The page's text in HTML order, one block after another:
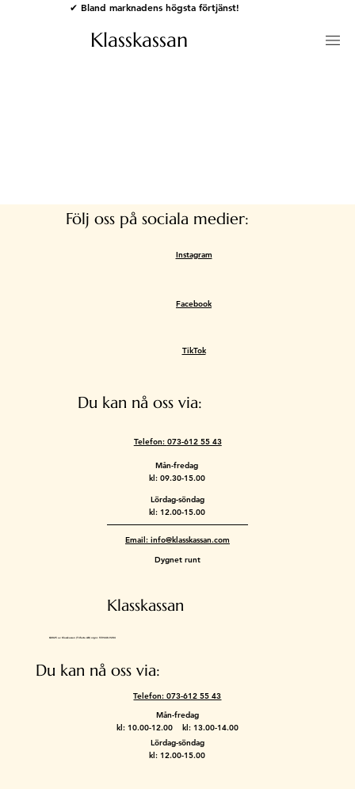
✔ Bland marknadens högsta förtjänst!
Klasskassan
Du kan nå oss via:
Telefon: 073-612 55 43
Mån-fredag
kl: 09.30-15.00
Lördag-söndag
kl: 12.00-15.00
Email: info@klasskassan.com
Dygnet runt
Klasskassan
©2025 av Klasskassan (Trifecta AB) orgnr. 559448-9204
Följ oss på sociala medier:
Instagram
Facebook
TikTok
Du kan nå oss via:
Telefon: 073-612 55 43
Mån-fredag
kl: 10.00-12.00 kl: 13.00-14.00
Lördag-söndag
kl: 12.00-15.00